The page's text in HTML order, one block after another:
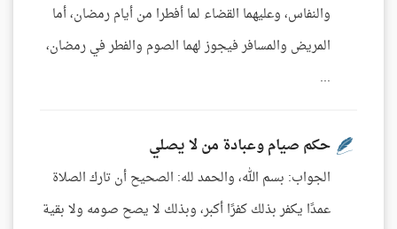
والنفاس، وعليهما القضاء لما أفطرا من أيام رمضان، أما
المريض والمسافر فيجوز لهما الصوم والفطر في رمضان،
...
حكم صيام وعبادة من لا يصلي
الجواب: بسم الله، والحمد لله: الصحيح أن تارك الصلاة
عمدًا يكفر بذلك كفرًا أكبر، وبذلك لا يصح صومه ولا بقية